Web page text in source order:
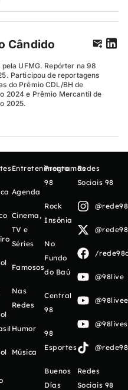
Cândido
UFMG. Repórter na 98
Participou de reportagens
do Prêmio CDL/BH de
2024 e Prêmio Mercantil de
2025.
Entretenimento
Agenda
Cinema,
TV e
Séries
Famosos
Nas
Redes
Humor
Música
Programas
98
Rock
Insônia
No
Fundo
do Baú
Central
98
98
Esportes
Buenos
Días
Redes
Sociais 98
/
@98live
Redes
Sociais 98